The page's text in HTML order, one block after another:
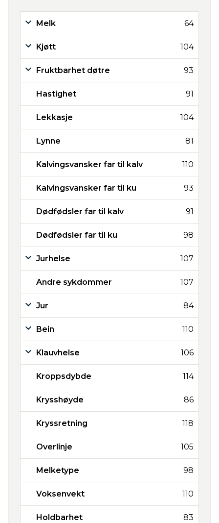
Melk 64
Kjøtt 104
Fruktbarhet døtre 93
Hastighet 91
Lekkasje 104
Lynne 81
Kalvingsvansker far til kalv 110
Kalvingsvansker far til ku 93
Dødfødsler far til kalv 91
Dødfødsler far til ku 98
Jurhelse 107
Andre sykdommer 107
Jur 84
Bein 110
Klauvhelse 106
Kroppsdybde 114
Krysshøyde 86
Kryssretning 118
Overlinje 105
Melketype 98
Voksenvekt 110
Holdbarhet 83